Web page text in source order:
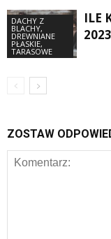
DACHY Z
BLACHY,
DREWNIANE
PŁASKIE,
TARASOWE
ILE
ZOSTAW